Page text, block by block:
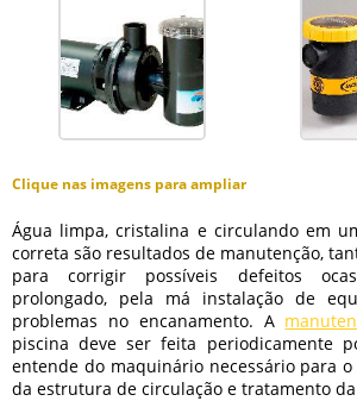
Clique nas imagens para ampliar
Água limpa, cristalina e circulando em
correta são resultados de manutenção,
para corrigir possíveis defeitos
prolongado, pela má instalação de
problemas no encanamento. A
piscina deve ser feita periodicamente
entende do maquinário necessário para
da estrutura de circulação e tratamento